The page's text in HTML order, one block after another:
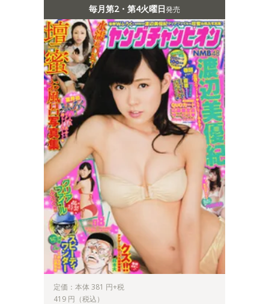
毎月第2・第4火曜日発売
定価：本体 381 円+税
419 円（税込）